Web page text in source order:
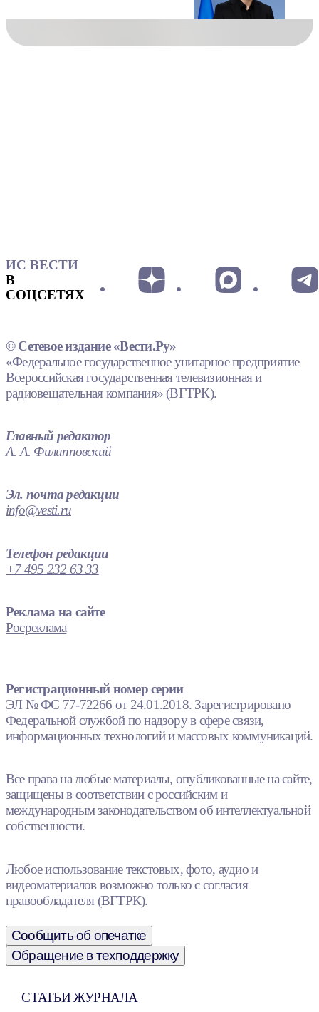
ИС ВЕСТИ
В
СОЦСЕТЯХ
© Сетевое издание «Вести.Ру»
«Федеральное государственное унитарное предприятие
Всероссийская государственная телевизионная и
радиовещательная компания» (ВГТРК).
Главный редактор
А. А. Филипповский
Эл. почта редакции
info@vesti.ru
Телефон редакции
+7 495 232 63 33
Реклама на сайте
Росреклама
Регистрационный номер серии
ЭЛ № ФС 77-72266 от 24.01.2018. Зарегистрировано
Федеральной службой по надзору в сфере связи,
информационных технологий и массовых коммуникаций.
Все права на любые материалы, опубликованные на сайте,
защищены в соответствии с российским и
международным законодательством об интеллектуальной
собственности.
Любое использование текстовых, фото, аудио и
видеоматериалов возможно только с согласия
правообладателя (ВГТРК).
Сообщить об опечатке
Обращение в техподдержку
СТАТЬИ ЖУРНАЛА